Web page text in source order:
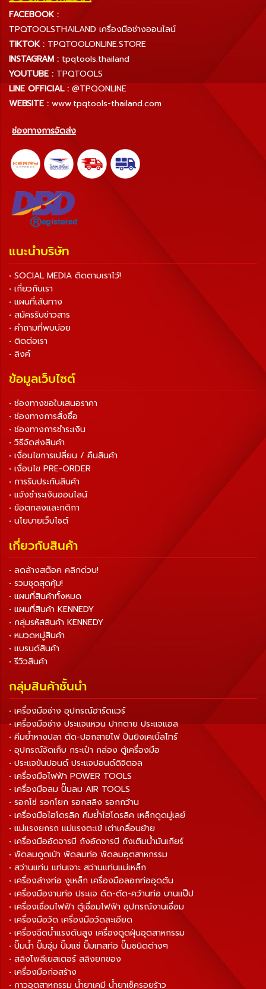
FACEBOOK :
TPQTOOLSTHAILAND เครื่องมือช่างออนไลน์
TIKTOK : TPQTOOLONLINE.STORE
INSTAGRAM : tpqtools.thailand
YOUTUBE : TPQTOOLS
LINE OFFICIAL : @TPQONLINE
WEBSITE : www.tpqtools-thailand.com
ช่องทางการจัดส่ง
แนะนำบริษัท
• SOCIAL MEDIA ติดตามเราไว้!
• เกี่ยวกับเรา
• แผนที่เส้นทาง
• สมัครรับข่าวสาร
• คำถามที่พบบ่อย
• ติดต่อเรา
• ลิงค์
ข้อมูลเว็บไซต์
• ช่องทางขอใบเสนอราคา
• ช่องทางการสั่งซื้อ
• ช่องทางการชำระเงิน
• วิธีจัดส่งสินค้า
• เงื่อนไขการเปลี่ยน / คืนสินค้า
• เงื่อนไข PRE-ORDER
• การรับประกันสินค้า
• แจ้งชำระเงินออนไลน์
• ข้อตกลงและกติกา
• นโยบายเว็บไซต์
เกี่ยวกับสินค้า
• ลดล้างสต็อค คลิกด่วน!
• รวมชุดสุดคุ้ม!
• แผนที่สินค้าทั้งหมด
• แผนที่สินค้า KENNEDY
• กลุ่มรหัสสินค้า KENNEDY
• หมวดหมู่สินค้า
• แบรนด์สินค้า
• รีวิวสินค้า
กลุ่มสินค้าชั้นนำ
• เครื่องมือช่าง อุปกรณ์ฮาร์ดแวร์
• เครื่องมือช่าง ประแจแหวน ปากตาย ประแจแอล
• คีมย้ำหางปลา ตัด-ปอกสายไฟ ปืนยิงเคเบิ้ลไทร์
• อุปกรณ์จัดเก็บ กระเป๋า กล่อง ตู้เครื่องมือ
• ประแจขันปอนด์ ประแจปอนด์ดิจิตอล
• เครื่องมือไฟฟ้า POWER TOOLS
• เครื่องมือลม ปั๊มลม AIR TOOLS
• รอกโซ่ รอกโยก รอกสลิง รอกกว้าน
• เครื่องมือไฮโดรลิค คีมย้ำไฮโดรลิค เหล็กดูดมู่เลย์
• แม่แรงยกรถ แม่แรงตะเข้ เต่าเคลื่อนย้าย
• เครื่องมืออัดจารบี ถังอัดจารบี ถังเติมน้ำมันเกียร์
• พัดลมดูดเป่า พัดลมท่อ พัดลมอุตสาหกรรม
• สว่านแท่น แท่นเจาะ สว่านแท่นแม่เหล็ก
• เครื่องล้างท่อ งูเหล็ก เครื่องมือลอกท่ออุดตัน
• เครื่องมืองานท่อ ประแจ ดัด-ตัด-คว้านท่อ บานแป๊ป
• เครื่องเชื่อมไฟฟ้า ตู้เชื่อมไฟฟ้า อุปกรณ์งานเชื่อม
• เครื่องมือวัด เครื่องมือวัดละเอียด
• เครื่องฉีดน้ำแรงดันสูง เครื่องดูดฝุ่นอุตสาหกรรม
• ปั๊มน้ำ ปั๊มจุ่ม ปั๊มแช่ ปั๊มเทสท่อ ปั๊มชนิดต่างๆ
• สลิงโพลีเยสเตอร์ สลิงยกของ
• เครื่องมือก่อสร้าง
• กาวอุตสาหกรรม น้ำยาเคมี น้ำยาเช็ครอยร้าว